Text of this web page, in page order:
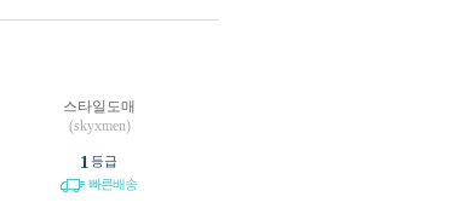
스타일도매
(skyxmen)
1 등급
빠른배송